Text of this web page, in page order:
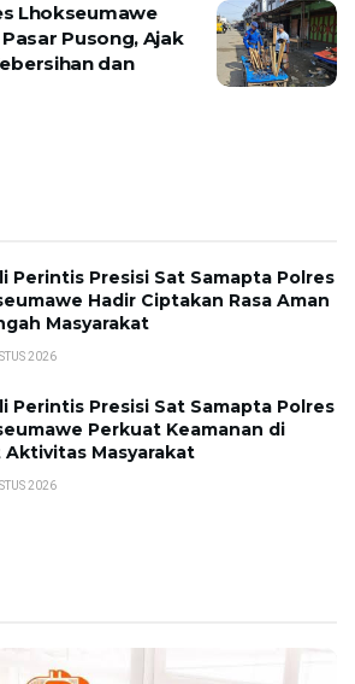
Lhokseumawe
Pusong, Ajak
dan
Perintis Presisi Sat Samapta Polres
Hadir Ciptakan Rasa Aman
Masyarakat
2026
Perintis Presisi Sat Samapta Polres
Perkuat Keamanan di
Aktivitas Masyarakat
2026